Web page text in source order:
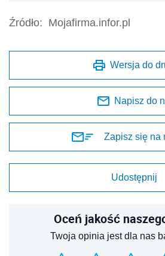
Źródło: Mojafirma.infor.pl
Wersja do
Napisz do
Zapisz się na
Udostępnij
Oceń jakość
Twoja opinia jest dla nas